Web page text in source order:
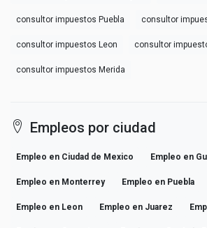
consultor impuestos Puebla consultor
consultor impuestos Leon consultor
consultor impuestos Merida
Empleos por ciudad
Empleo en Ciudad de Mexico Empleo en
Empleo en Monterrey Empleo en Puebla
Empleo en Leon Empleo en Juarez